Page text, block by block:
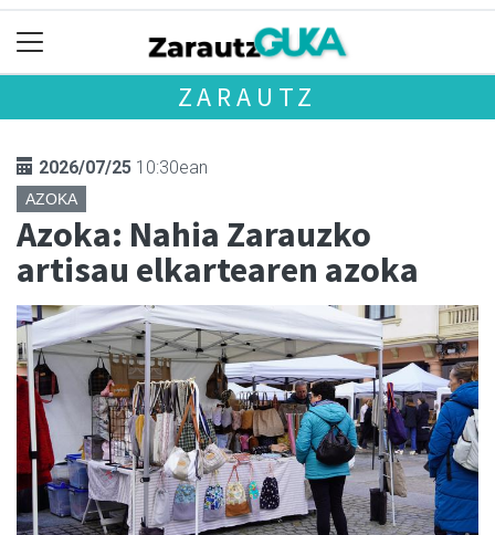
ZARAUTZ
2026/07/25 10:30ean
AZOKA
Azoka: Nahia Zarauzko
artisau elkartearen azoka